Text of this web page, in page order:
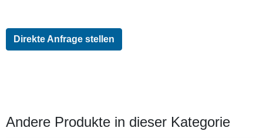
Direkte Anfrage stellen
Andere Produkte in dieser Kategorie